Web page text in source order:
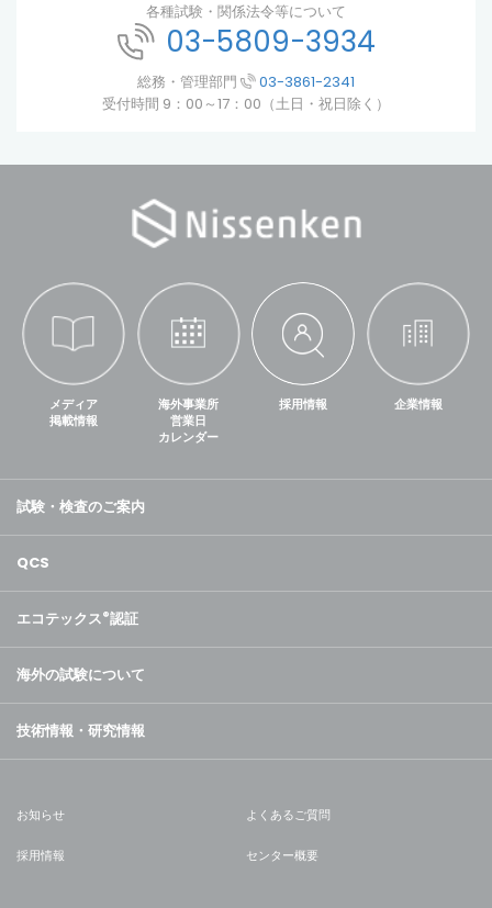
各種試験・関係法令等について
03-5809-3934
総務・管理部門
03-3861-2341
受付時間 9：00～17：00（土日・祝日除く）
メディア
掲載情報
海外事業所
営業日
カレンダー
採用情報 企業情報
試験・検査のご案内
QCS
エコテックス®認証
海外の試験について
技術情報・研究情報
お知らせ よくあるご質問
採用情報 センター概要